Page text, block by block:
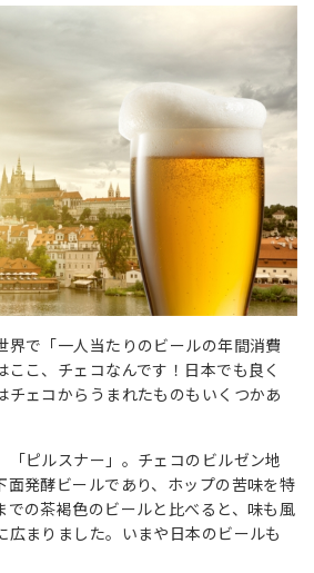
界で「一人当たりのビールの年間消費
ここ、チェコなんです！日本でも良く
チェコからうまれたものもいくつかあ
「ピルスナー」。チェコのビルゼン地
面発酵ビールであり、ホップの苦味を特
での茶褐色のビールと比べると、味も風
広まりました。いまや日本のビールも